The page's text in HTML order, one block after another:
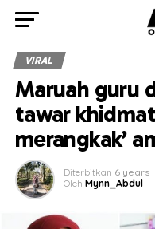
VIRAL
Maruah guru
tawar
merangkak’
Diterbitkan 6 years
Oleh Mynn_Abdul